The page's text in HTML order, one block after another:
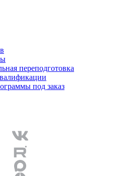
переподготовка
под заказ